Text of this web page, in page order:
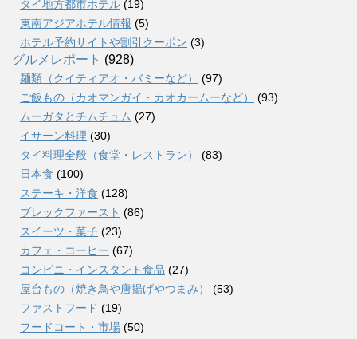
タイ地方都市ホテル (19)
東南アジアホテル情報 (5)
ホテル予約サイトや割引クーポン (3)
グルメレポート (928)
麺類（クイティアオ・バミーなど）
(97)
ご飯もの（カオマンガイ・カオカームーなど）
(93)
ムーガタとチムチュム (27)
イサーン料理 (30)
タイ料理全般（食堂・レストラン）
(83)
日本食 (100)
ステーキ・洋食 (128)
ブレックファースト (86)
スイーツ・菓子 (23)
カフェ・コーヒー (67)
コンビニ・インスタント食品 (27)
屋台もの（焼き鳥や唐揚げやつまみ）
(53)
ファストフード (19)
フードコート・市場 (50)